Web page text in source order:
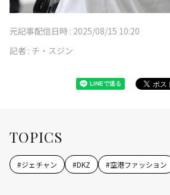
元記事配信日時 : 2025/08/15 10:20
記者 : チ・スジン
TOPICS
#ジェチャン #DKZ #空港ファッション